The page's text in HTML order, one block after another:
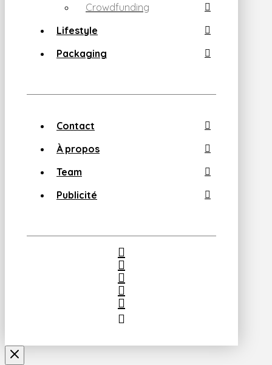
Crowdfunding
Lifestyle
Packaging
Contact
À propos
Team
Publicité